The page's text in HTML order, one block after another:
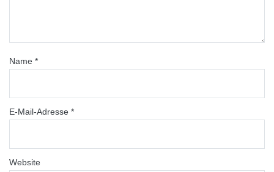
Name *
E-Mail-Adresse *
Website